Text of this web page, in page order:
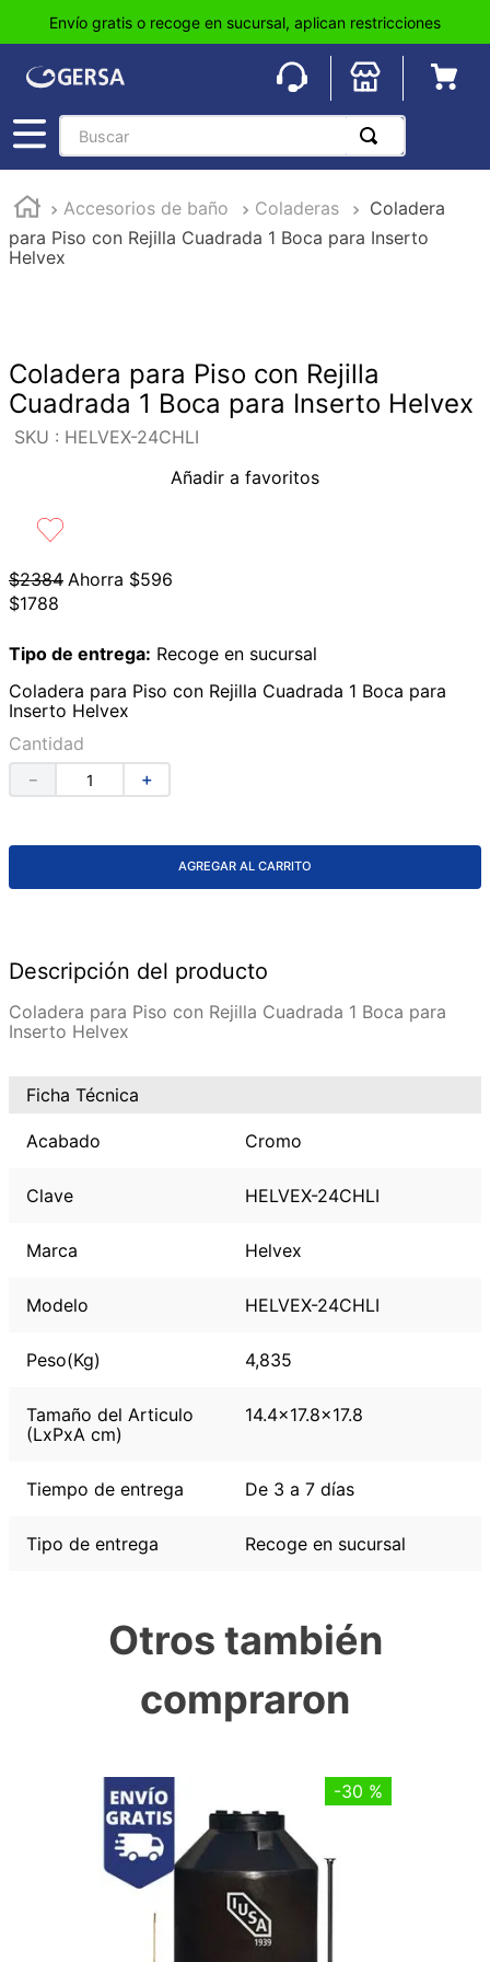
Envío gratis o recoge en sucursal, aplican restricciones
Buscar
Accesorios de baño Coladeras
Coladera
para Piso con Rejilla Cuadrada 1 Boca para Inserto
Helvex
Coladera para Piso con Rejilla
Cuadrada 1 Boca para Inserto Helvex
: HELVEX-24CHLI
Añadir a favoritos
$2384 Ahorra $596
$1788
Tipo de entrega: Recoge en sucursal
Coladera para Piso con Rejilla Cuadrada 1 Boca para
Inserto Helvex
Cantidad
＋
－
AGREGAR AL CARRITO
Descripción del producto
Coladera para Piso con Rejilla Cuadrada 1 Boca para
Inserto Helvex
Ficha Técnica
Acabado Cromo
Clave HELVEX-24CHLI
Marca Helvex
Modelo HELVEX-24CHLI
Peso(Kg) 4,835
Tamaño del Articulo
(LxPxA cm)
14.4x17.8x17.8
Tiempo de entrega De 3 a 7 días
Tipo de entrega Recoge en sucursal
Otros también
compraron
-30 %
1.
pisos
.
loseta
5.
lavabo
6.
wc
7.
wpc